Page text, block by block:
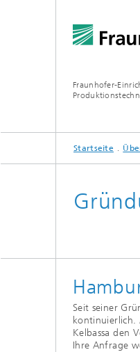
Fraunhofer-
ÜBER UNS
Startseite
Seit seiner
kontinuierlich.
Kelbassa den
Ihre Anfrage